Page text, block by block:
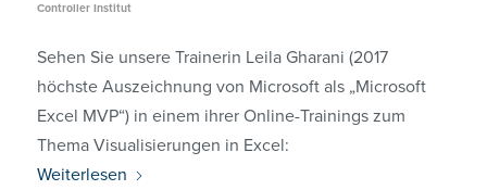
Controller Institut
Sehen Sie unsere Trainerin Leila Gharani (2017
höchste Auszeichnung von Microsoft als „Microsoft
Excel MVP“) in einem ihrer Online-Trainings zum
Thema Visualisierungen in Excel:
Weiterlesen